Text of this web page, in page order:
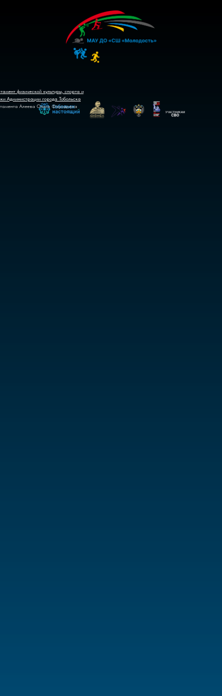
физической культуры, спорта и
Администрации города Тобольска
Алеева Ольга Фаридовна